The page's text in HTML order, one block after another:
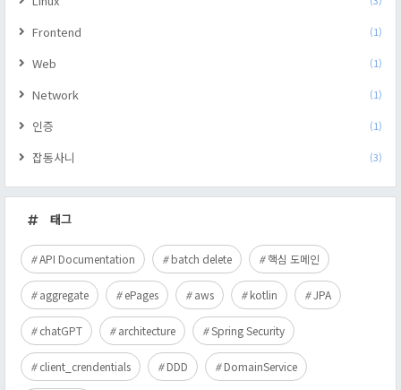
Frontend (1)
Web (1)
Network (1)
인증 (1)
잡동사니 (3)
태그
API Documentation batch delete 핵심 도메인
aggregate ePages aws kotlin JPA
chatGPT architecture Spring Security
client_crendentials DDD DomainService